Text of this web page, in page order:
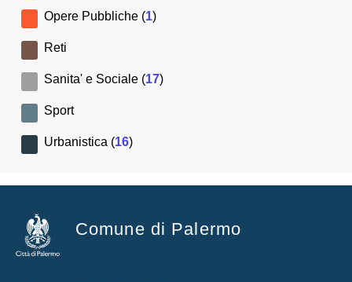
Opere Pubbliche (1)
Reti
Sanita' e Sociale (17)
Sport
Urbanistica (16)
Comune di Palermo